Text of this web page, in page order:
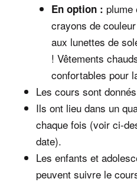
En option : plume
crayons de
aux lunettes de
! Vêtements
confortables pour
Les cours sont donnés
Ils ont lieu dans un
chaque fois (voir ci-
date).
Les enfants et
peuvent suivre le